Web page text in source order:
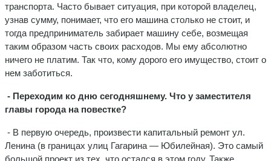
транспорта. Часто бывает ситуация, при которой владелец,
узнав сумму, понимает, что его машина столько не стоит, и
тогда предприниматель забирает машину себе, возмещая
таким образом часть своих расходов. Мы ему абсолютно
ничего не платим. Так что, кому дорого его имущество, стоит о
нем заботиться.
- Переходим ко дню сегодняшнему. Что у заместителя
главы города на повестке?
- В первую очередь, произвести капитальный ремонт ул.
Ленина (в границах улиц Гагарина — Юбилейная). Это самый
большой проект из тех, что остался в этом году. Также